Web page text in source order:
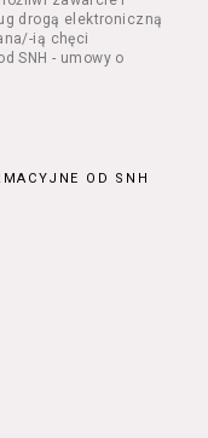
zakresie
precyzują
danych
oraz
drogą elektroniczną
ią chęci
SNH - umowy o
OD SNH